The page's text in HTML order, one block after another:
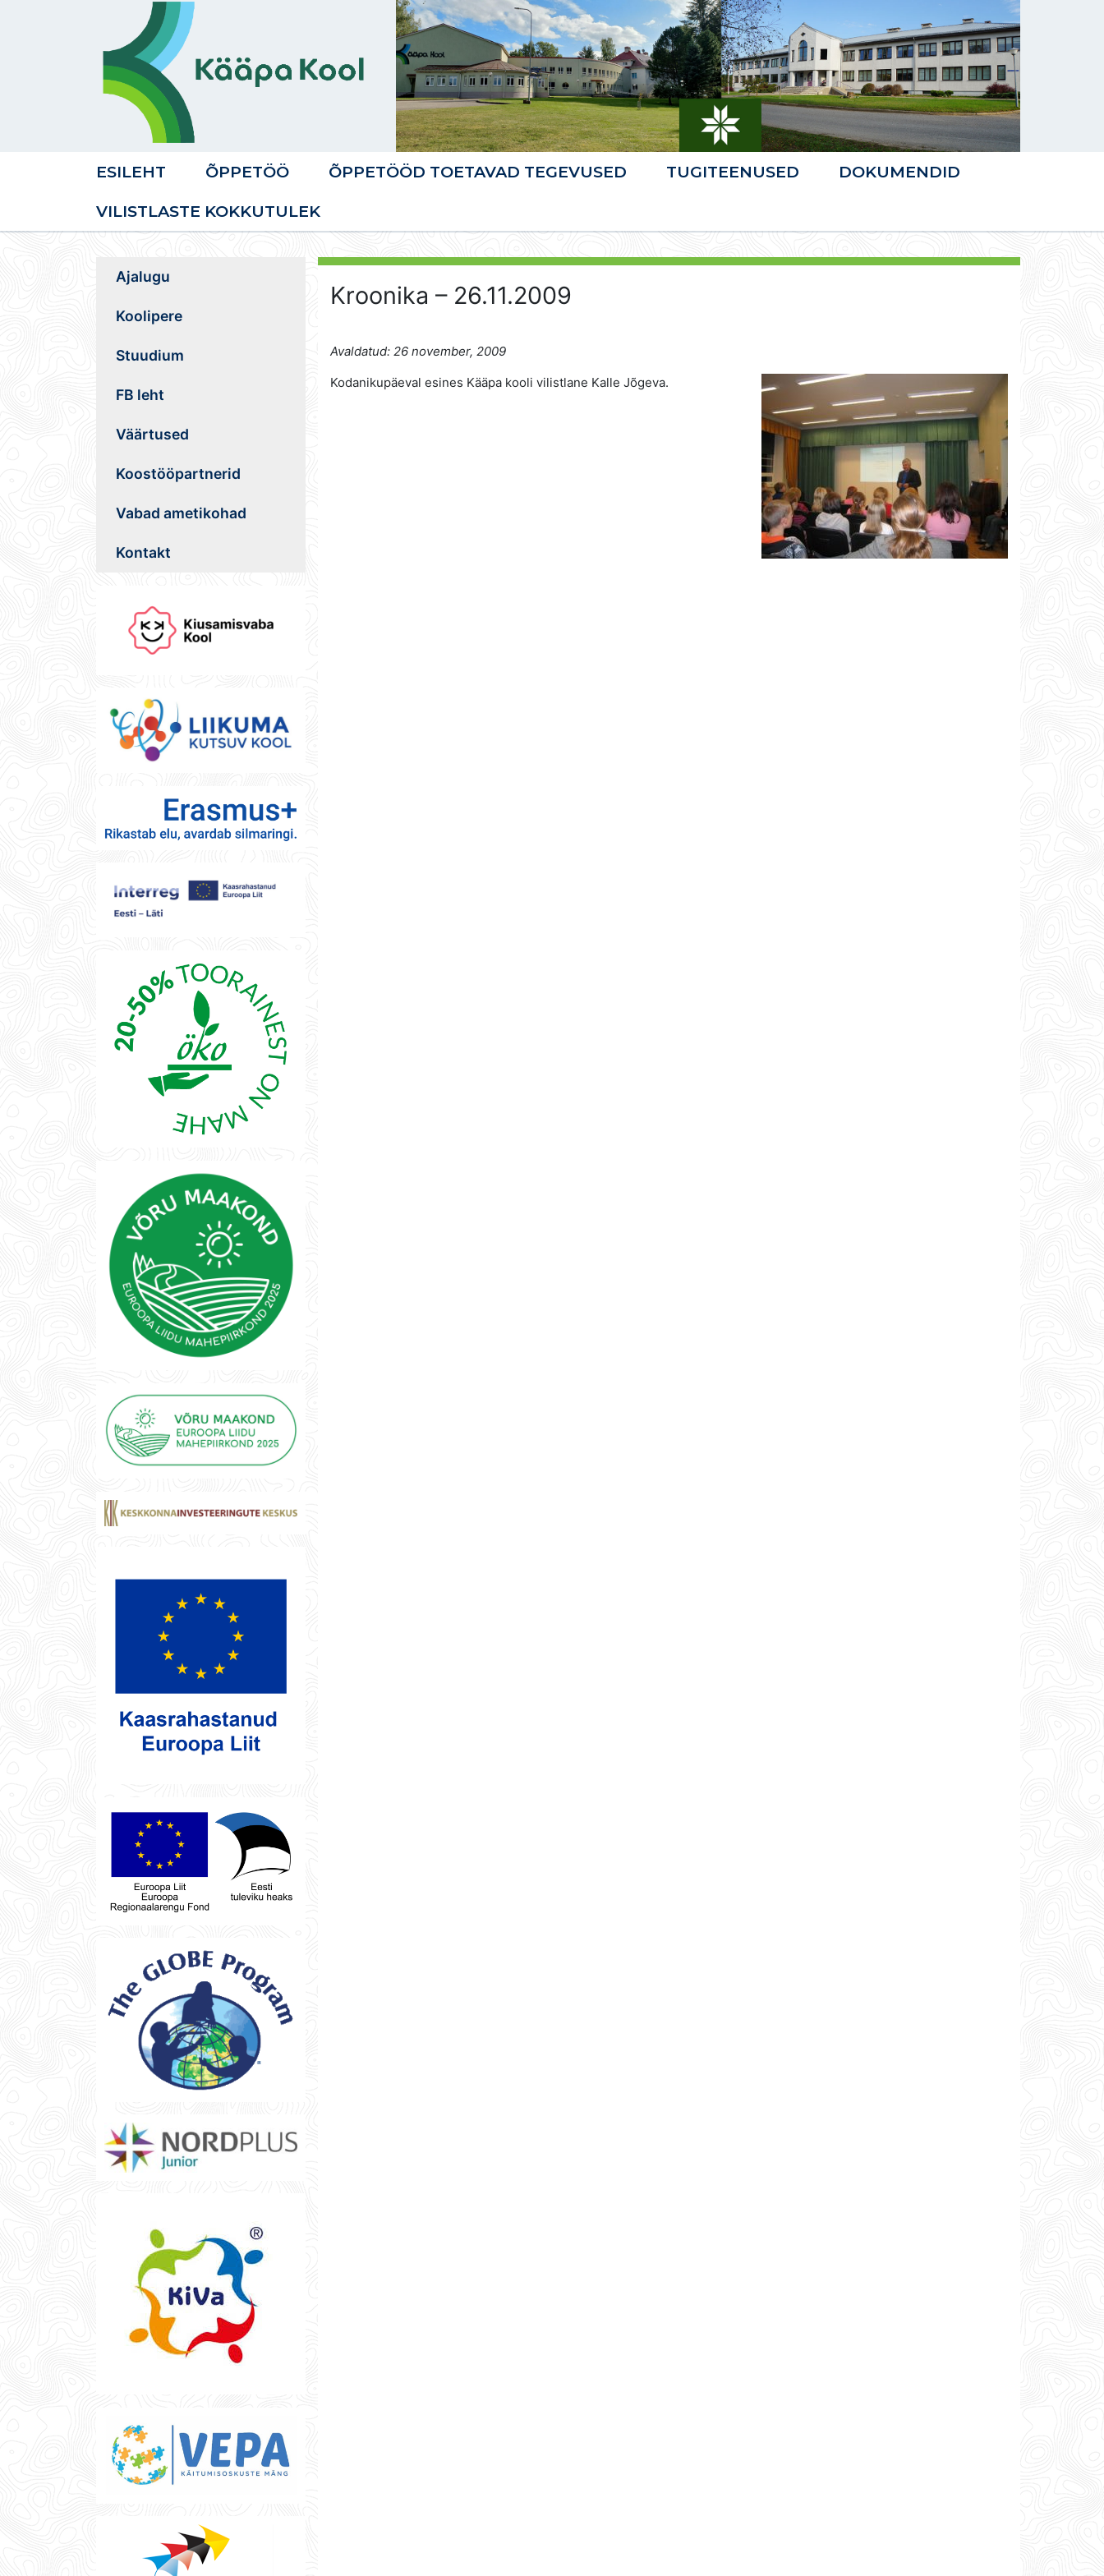
ESILEHT ÕPPETÖÖ ÕPPETÖÖD TOETAVAD TEGEVUSED TUGITEENUSED
DOKUMENDID
VILISTLASTE KOKKUTULEK
Kroonika – 26.11.2009
Avaldatud: 26 november, 2009
Kodanikupäeval esines Kääpa kooli vilistlane Kalle Jõgeva.
Ajalugu
Koolipere
Stuudium
FB leht
Väärtused
Koostööpartnerid
Vabad ametikohad
Kontakt